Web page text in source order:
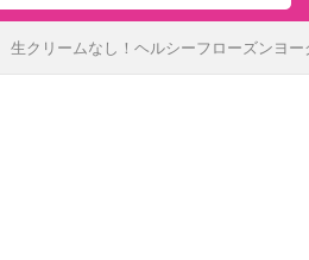
生クリームなし！ヘルシーフローズンヨー